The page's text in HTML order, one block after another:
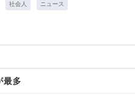
社会人 ニュース
最多